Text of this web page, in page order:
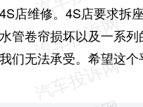
店维修。4S店要求拆
管卷帘损坏以及一系
们无法承受。希望这个